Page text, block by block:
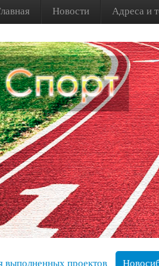
Новости Адреса и
выполненных проектов